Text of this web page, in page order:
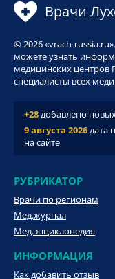
Врачи
© 2026 «vrach-
можете узнать
медицинских центров
специалисты всех
+28добавлено
9 августа 2026дата
на сайте
РУБРИКАТОР
Врачи по регионам
Мед.журнал
Мед.энциклопедия
ИНФОРМАЦИЯ
Как добавить отзыв